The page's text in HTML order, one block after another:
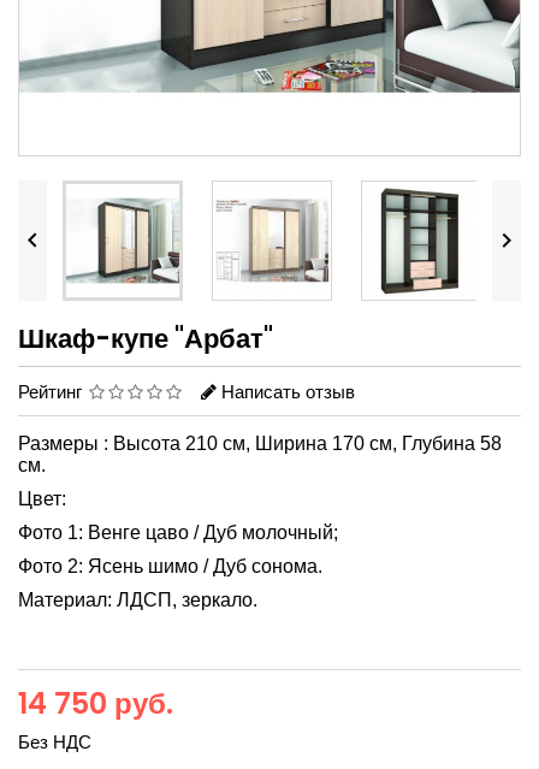
 
Шкаф-купе "Арбат"
Рейтинг Написать отзыв
Размеры : Высота 210 см, Ширина 170 см, Глубина 58
см.
Цвет:
Фото 1: Венге цаво / Дуб молочный;
Фото 2: Ясень шимо / Дуб сонома.
Материал: ЛДСП, зеркало.
14 750 руб.
Без НДС